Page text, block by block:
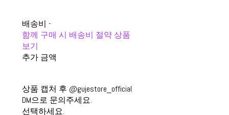
배송비 -
함께 구매 시 배송비 절약 상품
보기
추가 금액
상품 캡처 후 @gujestore_official
DM으로 문의주세요.
선택하세요.